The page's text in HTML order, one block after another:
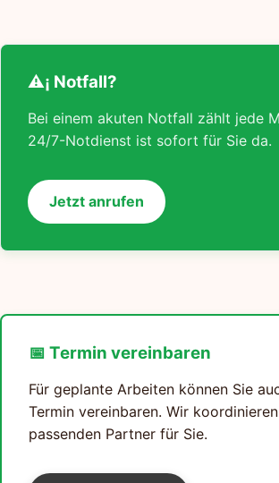
⚠¡ Notfall?
Bei einem akuten Notfall zählt jede
24/7-Notdienst ist sofort für Sie da.
Jetzt anrufen
📅 Termin vereinbaren
Für geplante Arbeiten können Sie
Termin vereinbaren. Wir
passenden Partner für Sie.